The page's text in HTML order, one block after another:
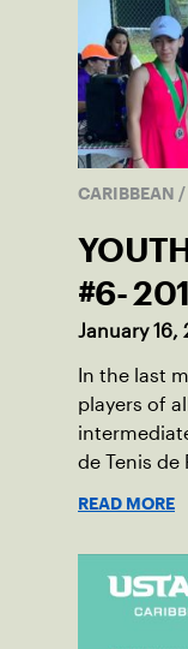
CARIBBEAN /
#6-
January 16,
In the last
players of
de Tenis de
READ MORE